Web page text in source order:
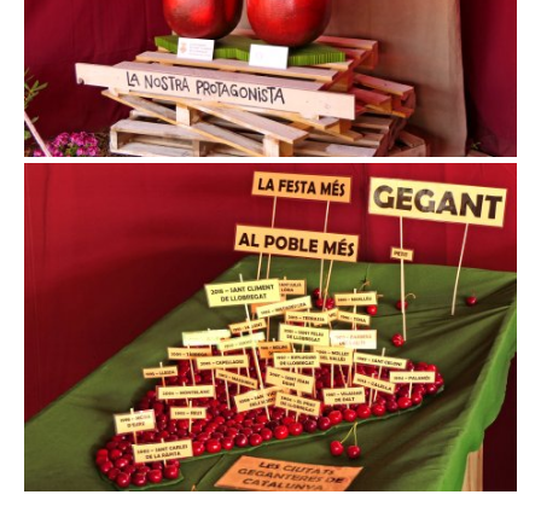
Exposició de Cireres a Sant Climent de Llobregat